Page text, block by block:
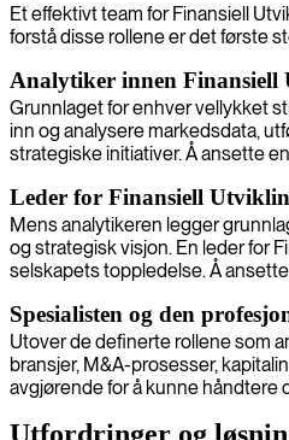
Et effektivt team for Finansiell
forstå disse rollene er det første
Analytiker innen Finansiell
Grunnlaget for enhver vellykket
inn og analysere markedsdata,
strategiske initiativer. Å ansette
Leder for Finansiell
Mens analytikeren legger
og strategisk visjon. En leder for
selskapets toppledelse. Å
Spesialisten og den
Utover de definerte rollene som
bransjer, M&A-prosesser,
avgjørende for å kunne håndtere
Utfordringer og